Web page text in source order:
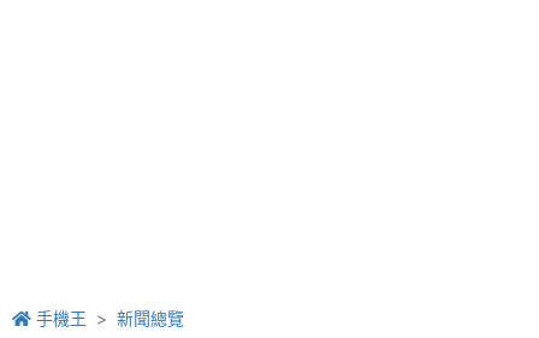
手機王 新聞總覽